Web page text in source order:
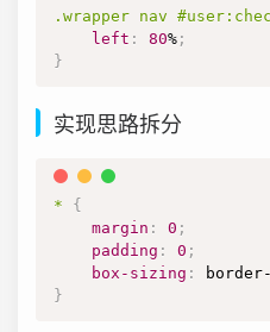
.wrapper nav #user
left : 80% ;
}
实现思路拆分
*
{
margin : 0 ;
padding : 0 ;
box-sizing :
}